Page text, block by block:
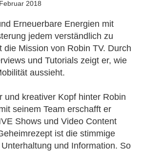
2018
Erneuerbare Energien mit
jedem verständlich zu
die Mission von Robin TV. Durch
und Tutorials zeigt er, wie
aussieht.
und kreativer Kopf hinter Robin
seinem Team erschafft er
Shows und Video Content
ist die stimmige
und Information. So